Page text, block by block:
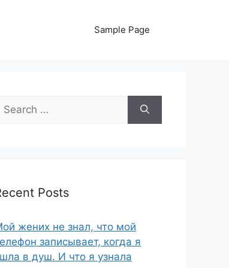
Sample Page
Search
for:
Posts
жених не знал, что мой
записывает, когда я
в душ. И что я узнала